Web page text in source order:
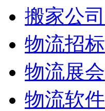
搬家公司
物流招标
物流展会
物流软件